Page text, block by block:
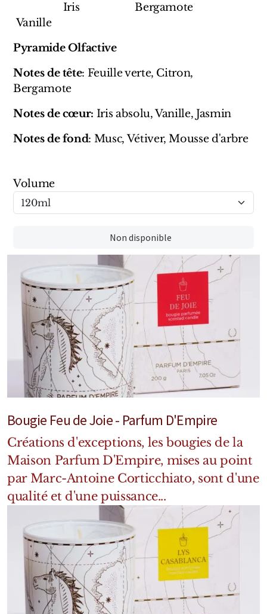
Iris Bergamote
Vanille
Pyramide Olfactive
Notes de tête: Feuille verte, Citron,
Bergamote
Notes de cœur: Iris absolu, Vanille, Jasmin
Notes de fond: Musc, Vétiver, Mousse d'arbre
Volume
Non disponible
Bougie Feu de Joie - Parfum D'Empire
Créations d'exceptions, les bougies de la
Maison Parfum D'Empire, mises au point
par Marc-Antoine Corticchiato, sont d'une
qualité et d'une puissance...
Marques Néerlandaises
Pure Distance
Marques Anglaises
Clive Christian
Marques Argentines
Pour Elle
Mixte
Bougies
Diffuseurs
Cosmétiques